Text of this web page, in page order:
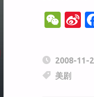
W
h
at
Si
2008-11-
美剧